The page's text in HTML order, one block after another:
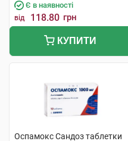
Є в наявності
від 118.80 грн
КУПИТИ
Оспамокс Сандоз таблетки